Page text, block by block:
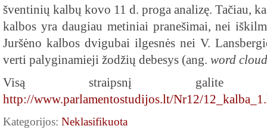
šventinių kalbų kovo 11 d. proga analizę. Tačiau,
kalbos yra daugiau metiniai pranešimai, nei
Juršėno kalbos dvigubai ilgesnės nei V.
verti palyginamieji žodžių debesys (ang. word
Visą straipsnį galite
http://www.parlamentostudijos.lt/Nr12/
Kategorijos: Neklasifikuota